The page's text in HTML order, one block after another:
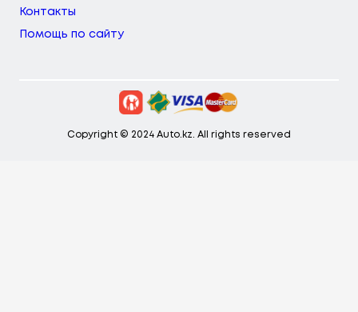
Контакты
Помощь по сайту
Copyright © 2024 Auto.kz. All rights reserved